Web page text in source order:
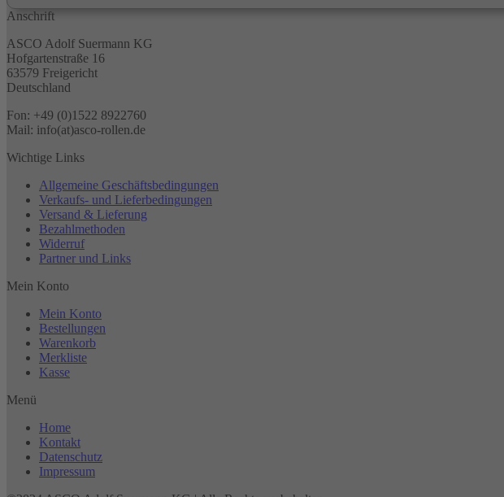
Anschrift
ASCO Adolf Suermann KG
Hofgartenstraße 16
63579 Freigericht
Deutschland
Fon: +49 (0)1522 8922760
Mail: info(at)asco-rollen.de
Wichtige Links
Allgemeine Geschäftsbedingungen
Verkaufs- und Lieferbedingungen
Versand & Lieferung
Bezahlmethoden
Widerruf
Partner und Links
Mein Konto
Mein Konto
Bestellungen
Warenkorb
Merkliste
Kasse
Menü
Home
Kontakt
Datenschutz
Impressum